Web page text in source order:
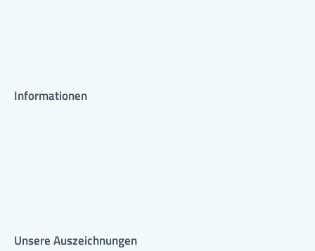
Informationen
Unsere Auszeichnungen